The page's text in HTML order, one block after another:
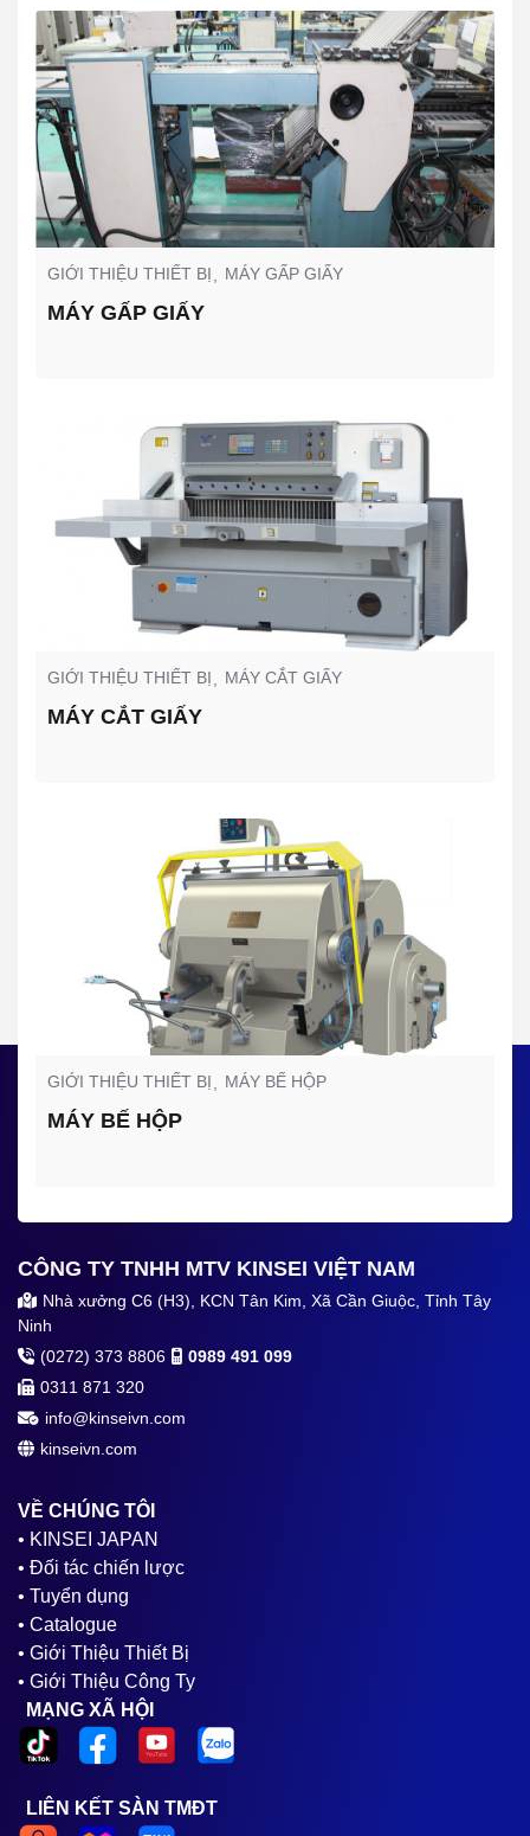
GIỚI THIỆU THIẾT BỊ MÁY GẤP GIẤY
MÁY GẤP GIẤY
GIỚI THIỆU THIẾT BỊ MÁY CẮT GIẤY
MÁY CẮT GIẤY
GIỚI THIỆU THIẾT BỊ MÁY BẾ HỘP
MÁY BẾ HỘP
CÔNG TY TNHH MTV KINSEI VIỆT NAM
Nhà xưởng C6 (H3), KCN Tân Kim, Xã Cần Giuộc, Tỉnh Tây
Ninh
(0272) 373 8806
0989 491 099
0311 871 320
info@kinseivn.com
kinseivn.com
VỀ CHÚNG TÔI
• KINSEI JAPAN
• Đối tác chiến lược
• Tuyển dụng
• Catalogue
• Giới Thiệu Thiết Bị
• Giới Thiệu Công Ty
MẠNG XÃ HỘI
LIÊN KẾT SÀN TMĐT